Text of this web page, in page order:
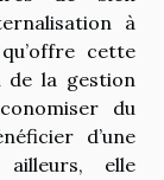
à
cette
de la gestion
du
d’une
ailleurs, elle